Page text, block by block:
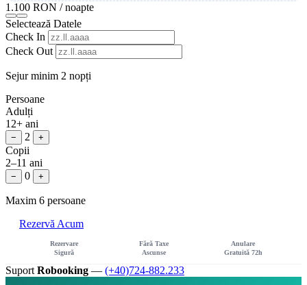
1.100 RON / noapte
Selectează Datele
Check In
Check Out
Sejur minim 2 nopți
Persoane
Adulți
12+ ani
− 2 +
Copii
2–11 ani
− 0 +
Maxim 6 persoane
Rezervă Acum
Rezervare
Sigură
Fără Taxe
Ascunse
Anulare
Gratuită 72h
Suport Robooking — (+40)724-882.233